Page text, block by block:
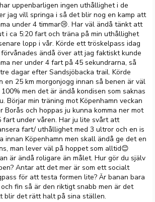
uppenbarligen ingen uthållighet i de
jag vill springa i så det blir nog en kamp att
under 4 timmar😢. Har väl ändå tänkt att
i ca 5:20 fart och träna på min uthållighet
lopp i vår. Körde ett tröskelpass idag
ändå över att jag faktiskt kunde
ner under 4 fart på 45 sekundrarna, så
dagar efter Sandsjöbacka trail. Körde
en 25 km morgonjogg innan så benen är väl
men det är ändå kondisen som saknas
Börjar min träning mot Köpenhamn veckan
Borås och hoppas ju kunna komma ner mot
fart under våren. Har ju lite svårt att
fart/ uthållighet med 3 ultror och en is
innan Köpenhamn men skall ändå ge det en
man lever väl på hoppet som alltid😊
är ändå roligare än målet. Hur gör du själv
Antar att det mer är som ett socialt
för att testa formen lite? Är banan bara
fin så är den riktigt snabb men är det
blir det rätt halt på sina ställen.